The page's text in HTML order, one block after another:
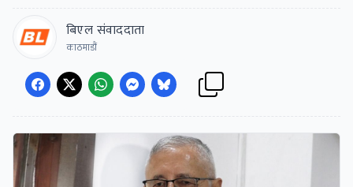
बिएल संवाददाता
काठमाडौं